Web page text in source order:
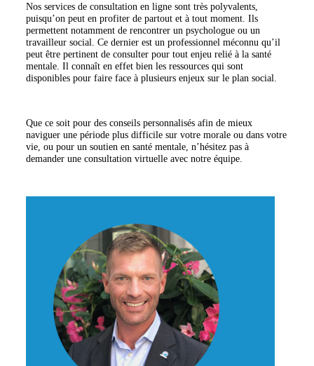
Nos services de consultation en ligne sont très polyvalents,
puisqu’on peut en profiter de partout et à tout moment. Ils
permettent notamment de rencontrer un psychologue ou un
travailleur social. Ce dernier est un professionnel méconnu qu’il
peut être pertinent de consulter pour tout enjeu relié à la santé
mentale. Il connaît en effet bien les ressources qui sont
disponibles pour faire face à plusieurs enjeux sur le plan social.
Que ce soit pour des conseils personnalisés afin de mieux
naviguer une période plus difficile sur votre morale ou dans votre
vie, ou pour un soutien en santé mentale, n’hésitez pas à
demander une consultation virtuelle avec notre équipe.